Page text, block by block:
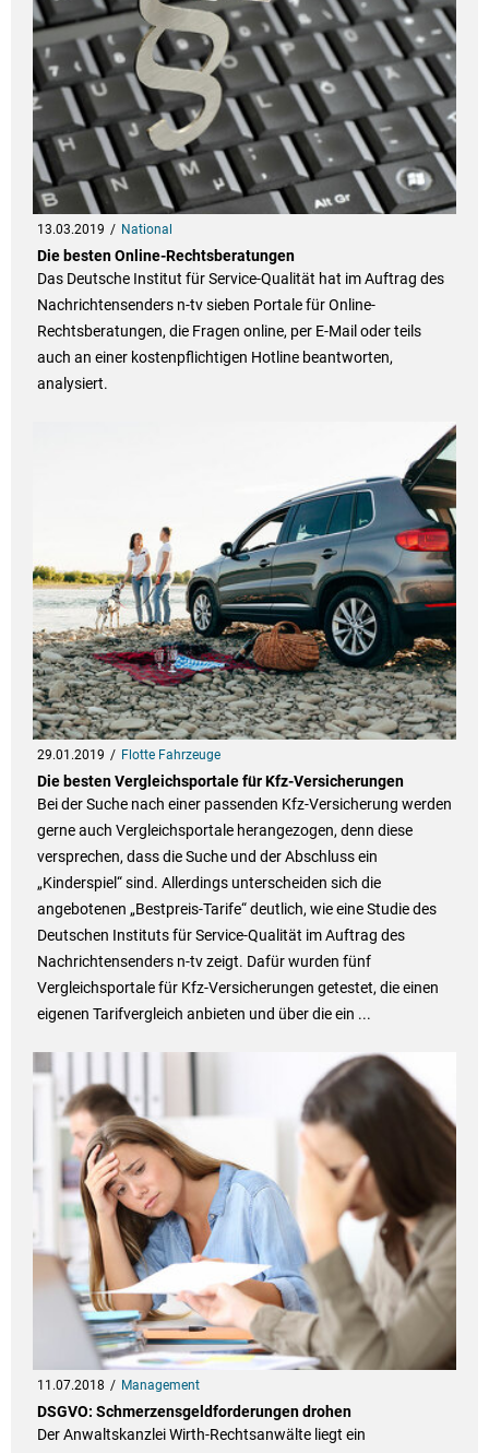
13.03.2019 National
Die besten Online-Rechtsberatungen
Das Deutsche Institut für Service-Qualität hat im Auftrag des
Nachrichtensenders n-tv sieben Portale für Online-
Rechtsberatungen, die Fragen online, per E-Mail oder teils
auch an einer kostenpflichtigen Hotline beantworten,
analysiert.
29.01.2019 Flotte Fahrzeuge
Die besten Vergleichsportale für Kfz-Versicherungen
Bei der Suche nach einer passenden Kfz-Versicherung werden
gerne auch Vergleichsportale herangezogen, denn diese
versprechen, dass die Suche und der Abschluss ein
„Kinderspiel“ sind. Allerdings unterscheiden sich die
angebotenen „Bestpreis-Tarife“ deutlich, wie eine Studie des
Deutschen Instituts für Service-Qualität im Auftrag des
Nachrichtensenders n-tv zeigt. Dafür wurden fünf
Vergleichsportale für Kfz-Versicherungen getestet, die einen
eigenen Tarifvergleich anbieten und über die ein ...
11.07.2018 Management
DSGVO: Schmerzensgeldforderungen drohen
Der Anwaltskanzlei Wirth-Rechtsanwälte liegt ein